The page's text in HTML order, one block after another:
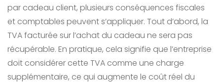
par cadeau client, plusieurs conséquences fiscales
et comptables peuvent s’appliquer. Tout d’abord, la
TVA facturée sur l’achat du cadeau ne sera pas
récupérable. En pratique, cela signifie que l’entreprise
doit considérer cette TVA comme une charge
supplémentaire, ce qui augmente le coût réel du